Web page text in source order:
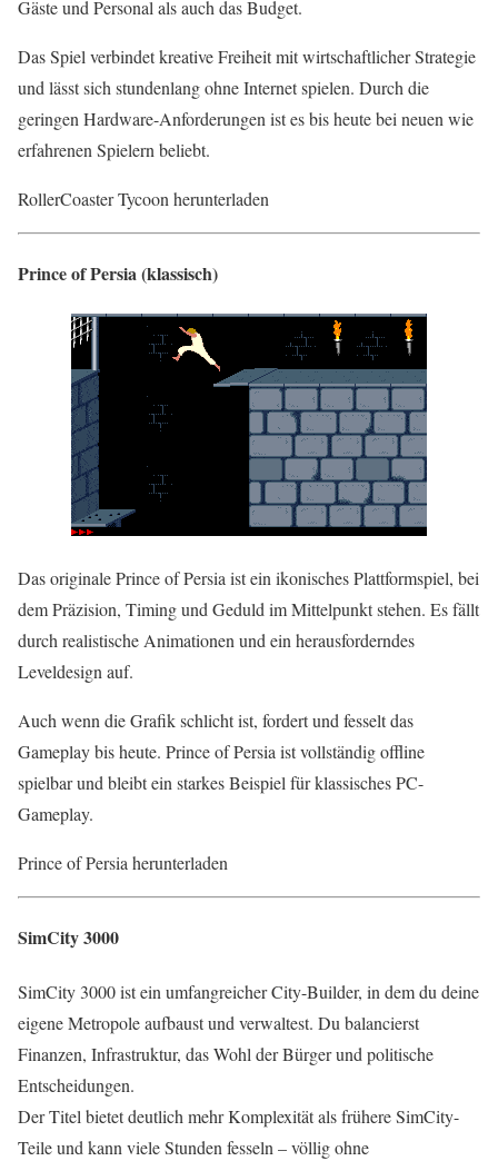
Gäste und Personal als auch das Budget.
Das Spiel verbindet kreative Freiheit mit wirtschaftlicher Strategie
und lässt sich stundenlang ohne Internet spielen. Durch die
geringen Hardware-Anforderungen ist es bis heute bei neuen wie
erfahrenen Spielern beliebt.
RollerCoaster Tycoon herunterladen
Prince of Persia (klassisch)
Das originale Prince of Persia ist ein ikonisches Plattformspiel, bei
dem Präzision, Timing und Geduld im Mittelpunkt stehen. Es fällt
durch realistische Animationen und ein herausforderndes
Leveldesign auf.
Auch wenn die Grafik schlicht ist, fordert und fesselt das
Gameplay bis heute. Prince of Persia ist vollständig offline
spielbar und bleibt ein starkes Beispiel für klassisches PC-
Gameplay.
Prince of Persia herunterladen
SimCity 3000
SimCity 3000 ist ein umfangreicher City-Builder, in dem du deine
eigene Metropole aufbaust und verwaltest. Du balancierst
Finanzen, Infrastruktur, das Wohl der Bürger und politische
Entscheidungen.
Der Titel bietet deutlich mehr Komplexität als frühere SimCity-
Teile und kann viele Stunden fesseln – völlig ohne